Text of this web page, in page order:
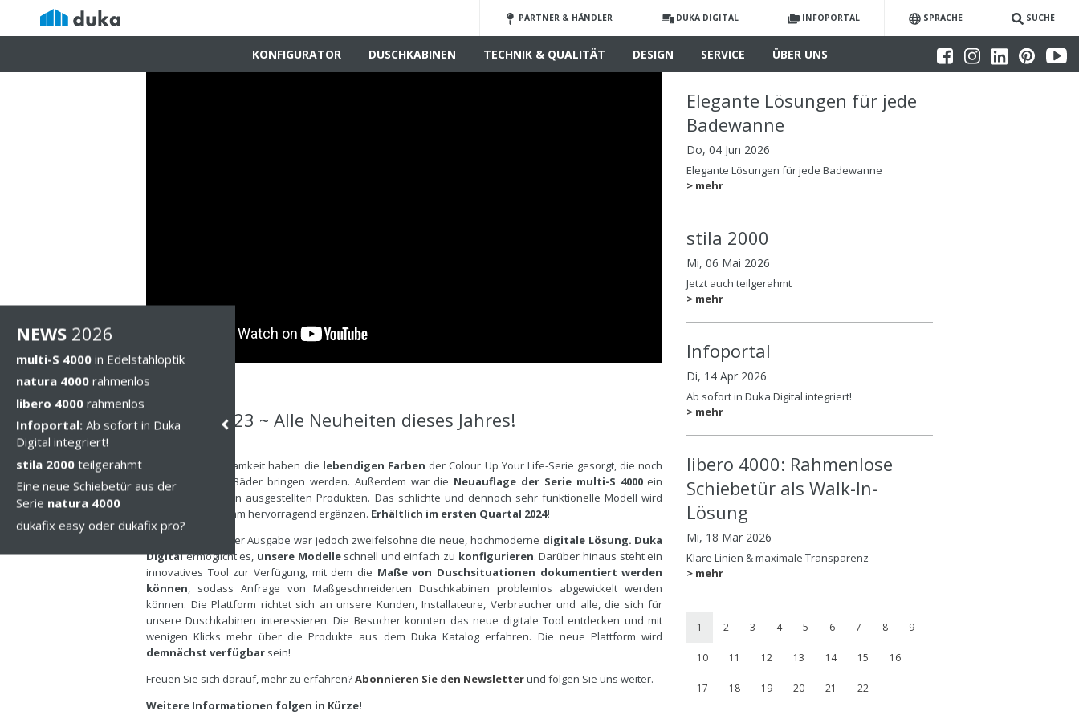
PARTNER & HÄNDLER DUKA DIGITAL INFOPORTAL SPRACHE SUCHE
KONFIGURATOR DUSCHKABINEN TECHNIK & QUALITÄT DESIGN SERVICE ÜBER UNS
Cersaie 2023 ~ Alle Neuheiten dieses Jahres!
Für viel Aufmerksamkeit haben die lebendigen Farben der Colour Up Your Life-Serie gesorgt, die noch
mehr Stil in Ihre Bäder bringen werden. Außerdem war die Neuauflage der Serie multi-S 4000ein
Highlight unter den ausgestellten Produkten. Das schlichte und dennoch sehr funktionelle Modell wird
das Duka Programm hervorragend ergänzen. Erhältlich im ersten Quartal 2024!
Das Highlight dieser Ausgabe war jedoch zweifelsohne die neue, hochmoderne digitale Lösung. Duka
Digitalermöglicht es, unsere Modelleschnell und einfach zu konfigurieren. Darüber hinaus steht ein
innovatives Tool zur Verfügung, mit dem die Maße von Duschsituationen dokumentiert werden
können, sodass Anfrage von Maßgeschneiderten Duschkabinen problemlos abgewickelt werden
können. Die Plattform richtet sich an unsere Kunden, Installateure, Verbraucher und alle, die sich für
unsere Duschkabinen interessieren. Die Besucher konnten das neue digitale Tool entdecken und mit
wenigen Klicks mehr über die Produkte aus dem Duka Katalog erfahren. Die neue Plattform wird
demnächst verfügbar sein!
Freuen Sie sich darauf, mehr zu erfahren?Abonnieren Sie den Newsletterund folgen Sie uns weiter.
Weitere Informationen folgen in Kürze!
Elegante Lösungen für jede
Badewanne
Do, 04 Jun 2026
Elegante Lösungen für jede Badewanne
> mehr
stila 2000
Mi, 06 Mai 2026
Jetzt auch teilgerahmt
> mehr
Infoportal
Di, 14 Apr 2026
Ab sofort in Duka Digital integriert!
> mehr
libero 4000: Rahmenlose
Schiebetür als Walk-In-
Lösung
Mi, 18 Mär 2026
Klare Linien & maximale Transparenz
> mehr
1 2 3 4 5 6 7 8 9
10 11 12 13 14 15 16
17 18 19 20 21 22
NEWS 2026
multi-S 4000 in Edelstahloptik
natura 4000 rahmenlos
libero 4000 rahmenlos
Infoportal: Ab sofort in Duka
Digital integriert!
stila 2000 teilgerahmt
Eine neue Schiebetür aus der
Serie natura 4000
dukafix easy oder dukafix pro?